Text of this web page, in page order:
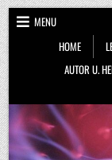
Skip
to
content
MENU
HOME
AUTOR U.